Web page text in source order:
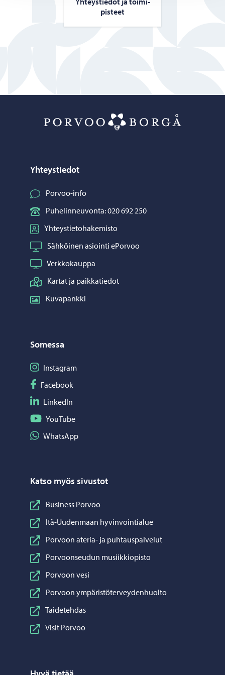
pis­teet
Yhteystiedot
Porvoo-info
Puhelinneuvonta: 020 692 250
Yhteystietohakemisto
Sähköinen asiointi ePorvoo
Verkkokauppa
Kartat ja paikkatiedot
Kuvapankki
Somessa
Seuraa Instagram
Instagram
Seuraa Facebook
Facebook
Seuraa LinkedIn
LinkedIn
Seuraa YouTube
YouTube
Jaa WhatsApp
WhatsApp
Katso myös sivustot
Business Porvoo
Itä-Uudenmaan hyvinvointialue
Porvoon ateria- ja puhtauspalvelut
Porvoonseudun musiikkiopisto
Porvoon vesi
Porvoon ympäristöterveydenhuolto
Taidetehdas
Visit Porvoo